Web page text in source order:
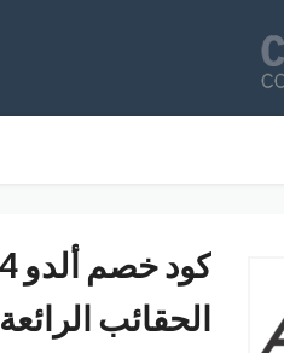
الحقائب الرائعة